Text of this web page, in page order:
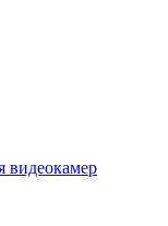
видеокамер